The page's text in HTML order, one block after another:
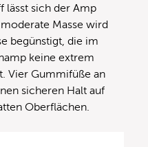
lässt sich der Amp
Masse wird
begünstigt, die im
keine extrem
Vier Gummifüße an
sicheren Halt auf
Oberflächen.